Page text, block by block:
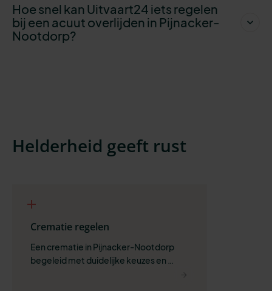
Hoe snel kan Uitvaart24 iets regelen
bij een acuut overlijden in Pijnacker-
Nootdorp?
Helderheid geeft rust
Crematie regelen
Een crematie in Pijnacker-Nootdorp
begeleid met duidelijke keuzes en